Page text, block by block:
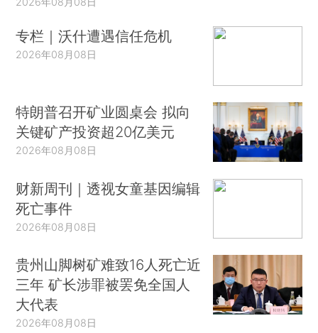
专栏｜沃什遭遇信任危机
2026年08月08日
特朗普召开矿业圆桌会 拟向
关键矿产投资超20亿美元
2026年08月08日
财新周刊｜透视女童基因编辑
死亡事件
2026年08月08日
贵州山脚树矿难致16人死亡近
三年 矿长涉罪被罢免全国人
大代表
2026年08月08日